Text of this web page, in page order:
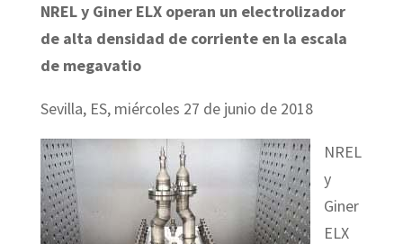
NREL y Giner ELX operan un electrolizador
de alta densidad de corriente en la escala
de megavatio
Sevilla, ES, miércoles 27 de junio de 2018
NREL
y
Giner
ELX